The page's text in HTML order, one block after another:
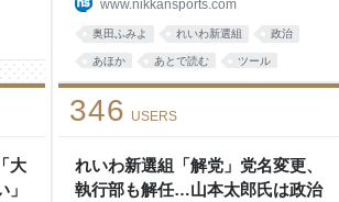
www.nikkansports.com
奥田ふみよ れいわ新選組 政治
あほか あとで読む ツール
写真 これはひどい news
大
れいわ新選組「解党」党名変更、
執行部も解任…山本太郎氏は政治
346 USERS